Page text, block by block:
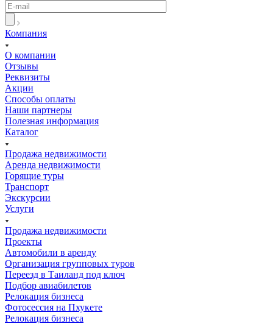
Компания
О компании
Отзывы
Реквизиты
Акции
Способы оплаты
Наши партнеры
Полезная информация
Каталог
Продажа недвижимости
Аренда недвижимости
Горящие туры
Транспорт
Экскурсии
Услуги
Продажа недвижимости
Проекты
Автомобили в аренду
Организация групповых туров
Переезд в Таиланд под ключ
Подбор авиабилетов
Релокация бизнеса
Фотоcессия на Пхукете
Релокация бизнеса